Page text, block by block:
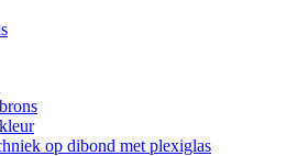
op dibond met plexiglas